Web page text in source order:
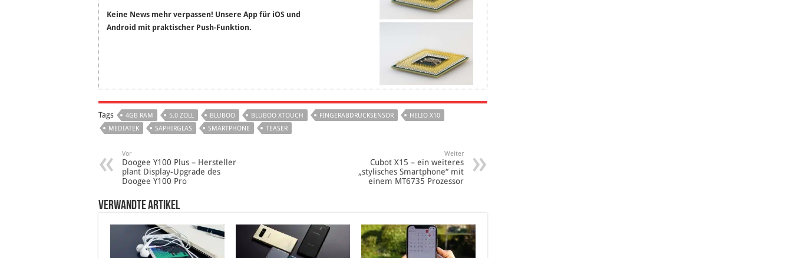
Keine News mehr verpassen! Unsere App für iOS und
Android mit praktischer Push-Funktion.
Tags 4GB RAM 5.0 ZOLL BLUBOO BLUBOO XTOUCH FINGERABDRUCKSENSOR
HELIO X10
MEDIATEK
SAPHIRGLAS SMARTPHONE TEASER
Vor
Doogee Y100 Plus – Hersteller
plant Display-Upgrade des
Doogee Y100 Pro
Weiter
Cubot X15 – ein weiteres
„stylisches Smartphone“ mit
einem MT6735 Prozessor
verwandte Artikel